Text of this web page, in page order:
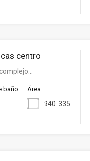
centro
baño Área
940 335